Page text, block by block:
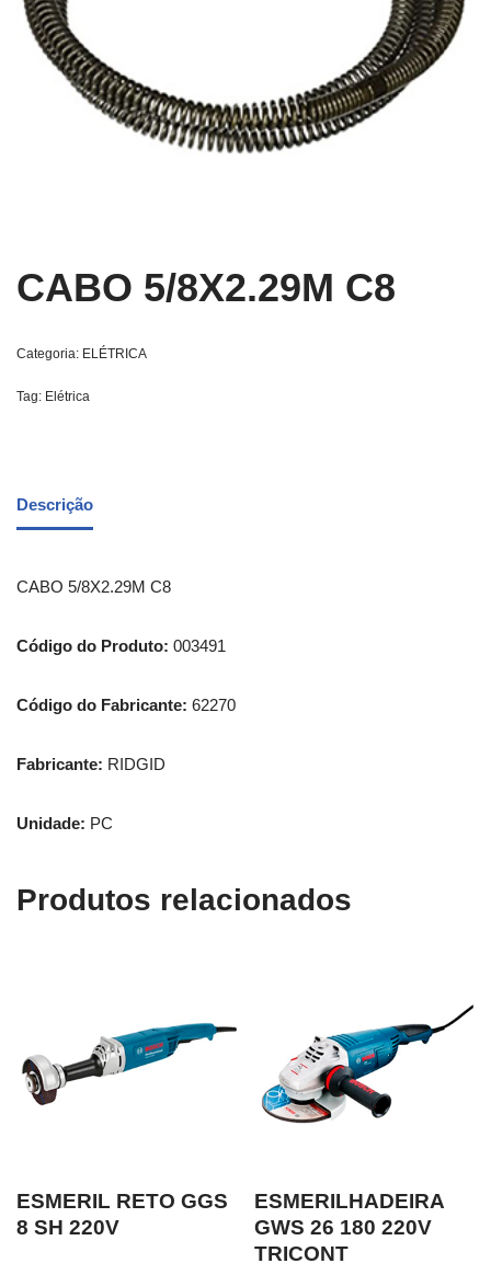
CABO 5/8X2.29M C8
Categoria: ELÉTRICA
Tag: Elétrica
Descrição
CABO 5/8X2.29M C8
Código do Produto: 003491
Código do Fabricante: 62270
Fabricante: RIDGID
Unidade: PC
Produtos relacionados
ESMERIL RETO GGS
8 SH 220V
ESMERILHADEIRA
GWS 26 180 220V
TRICONT